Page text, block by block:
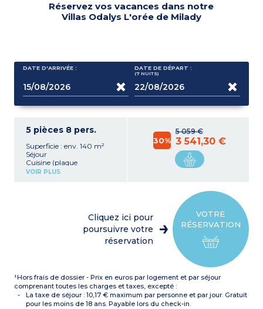
Réservez vos vacances dans notre
Villas Odalys L'orée de Milady
DATE D'ARRIVÉE : DATE DE DÉPART :
(7 NUITS)
5 pièces 8 pers.
Superficie : env. 140 m²
Séjour
Cuisine (plaque
vitrocéramique,
chambre en rez-de-
chaussée) : 2 chambres
avec 1 lit double et 2
de-chaussée et 2 à l’étage)
2 WC séparés
Coffre-fort individuel
Terrasse avec mobilier de
VOIR PLUS
5 059 €
30% 3 541,30 €
VOTRE
RÉSERVATION
Cliquez ici pour
poursuivre votre
réservation
¹Hors frais de dossier - Prix en euros par logement et par séjour
comprenant toutes les charges et taxes, excepté :
La taxe de séjour : 10,17 € maximum par personne et par jour. Gratuit
pour les moins de 18 ans. Payable lors du check-in.